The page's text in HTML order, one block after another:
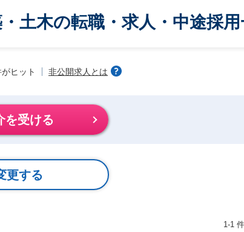
土木の転職・求人・中途採用
ヒット 非公開求人とは
を受ける
更する
1-1